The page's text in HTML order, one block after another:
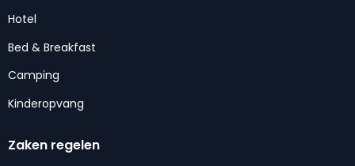
Hotel
Bed & Breakfast
Camping
Kinderopvang
Zaken regelen